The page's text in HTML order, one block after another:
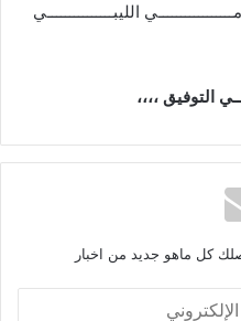
الليبـــــــــــــــي
التوفيق ،،،،
كل ماهو جديد من اخبار